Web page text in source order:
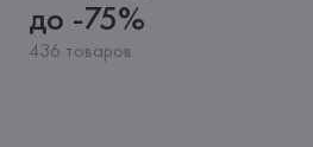
до -75%
436 товаров